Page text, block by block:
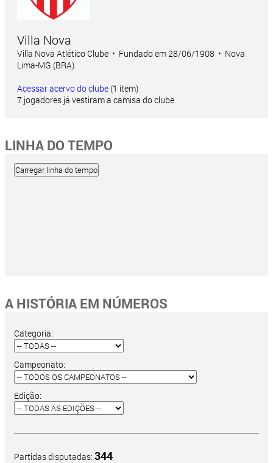
Villa Nova
Villa Nova Atlético Clube • Fundado em 28/06/1908 • Nova
Lima-MG (BRA)
Acessar acervo do clube (1 item)
7 jogadores já vestiram a camisa do clube
LINHA DO TEMPO
A HISTÓRIA EM NÚMEROS
Categoria:
Campeonato:
Edição:
Partidas disputadas: 344